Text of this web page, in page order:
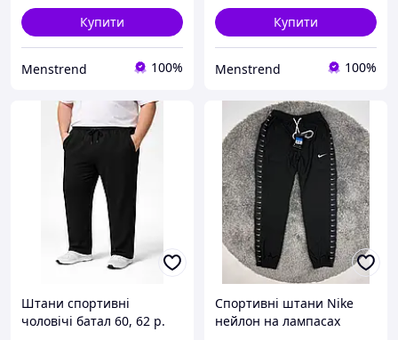
Купити
Menstrend 100%
Купити
Menstrend 100%
Штани спортивні
чоловічі батал 60, 62 р.
Спортивні штани Nike
нейлон на лампасах